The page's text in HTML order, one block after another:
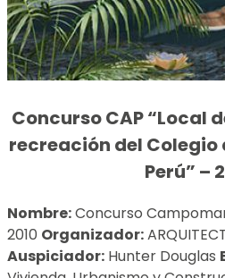
Concurso CAP “Local
recreación del
Perú” –
Nombre:Concurso
2010 Organizador:
Auspiciador: Hunter Douglas